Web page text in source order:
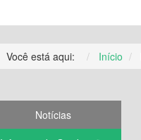
Você está aqui: Início
Notícias